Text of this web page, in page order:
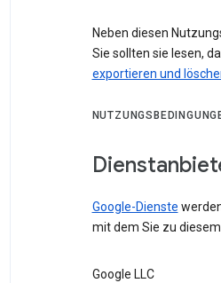
Neben diesen
Sie sollten sie lesen,
exportieren und
Google-Dienste
mit dem Sie zu
Google LLC